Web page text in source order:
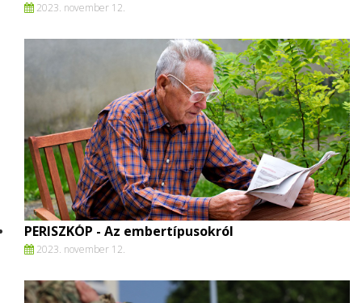
2023. november 12.
PERISZKÓP - Az embertípusokról
2023. november 12.